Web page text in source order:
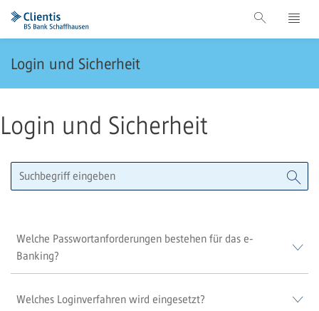
Login und Sicherheit
Login und Sicherheit
Welche Passwortanforderungen bestehen für das e-
Banking?
Welches Loginverfahren wird eingesetzt?